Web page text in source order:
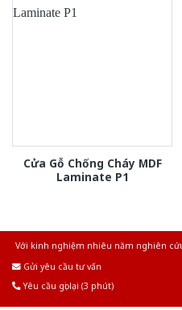
Cửa Gỗ Chống Cháy MDF
Laminate P1
Với kinh nghiệm nhiêu năm nghiên
Gửi yêu cầu tư vấn
Yêu cầu gọi lại (3 phút)